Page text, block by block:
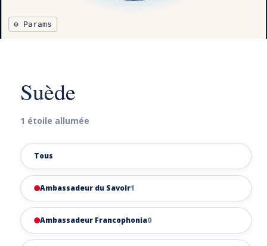
⚙ Params
Suède
1 étoile allumée
Tous
Ambassadeur du Savoir1
Ambassadeur Francophonia0